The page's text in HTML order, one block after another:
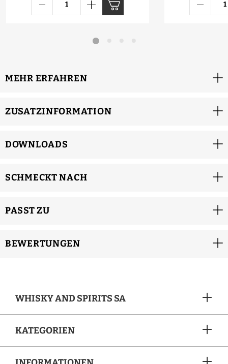
MEHR ERFAHREN
ZUSATZINFORMATION
DOWNLOADS
SCHMECKT NACH
PASST ZU
BEWERTUNGEN
WHISKY AND SPIRITS SA
KATEGORIEN